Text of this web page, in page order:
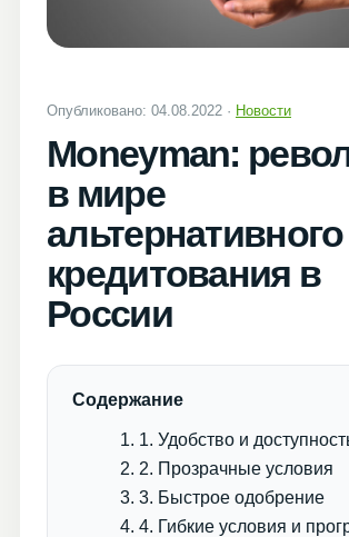
Опубликовано: 04.08.2022 · Новости
Moneyman:
в мире
альтернативного
кредитования в
России
Содержание
1. Удобство и
2. Прозрачные условия
3. Быстрое одобрение
4. Гибкие условия и